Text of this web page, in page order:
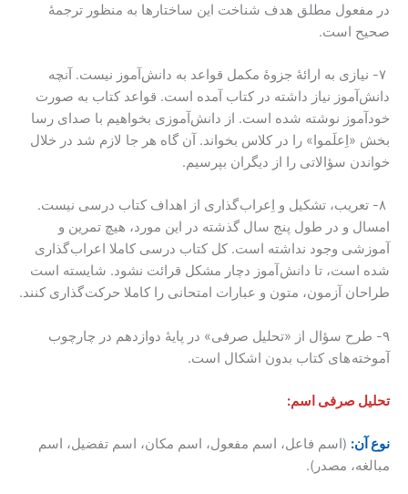
در مفعول مطلق هدف شناخت این ساختارها به منظور ترجمۀ
صحیح است.
۷- نیازی به ارائۀ جزوۀ مکمل قواعد به دانش‌آموز نیست. آنچه
دانش‌آموز نیاز داشته در کتاب آمده است. قواعد کتاب به صورت
خودآموز نوشته شده است. از دانش‌آموزی بخواهیم با صدای رسا
بخش «اِعلَموا» را در کلاس بخواند. آن گاه هر جا لازم شد در خلال
خواندن سؤالاتی را از دیگران بپرسیم.
۸- تعریب، تشکیل و اِعراب گذاری از اهداف کتاب درسی نیست.
امسال و در طول پنج سال گذشته در این مورد، هیچ تمرین و
آموزشی وجود نداشته است. کل کتاب درسی کاملا اعراب گذاری
شده است، تا دانش آموز دچار مشکل قرائت نشود. شایسته است
طراحان آزمون، متون و عبارات امتحانی را کاملا حرکت گذاری کنند.
۹- طرح سؤال از «تحلیل صرفی» در پایۀ دوازدهم در چارچوب
آموخته های کتاب بدون اشکال است.
تحلیل صرفی اسم:
نوع آن: (اسم فاعل، اسم مفعول، اسم مکان، اسم تفضیل، اسم
مبالغه، مصدر).